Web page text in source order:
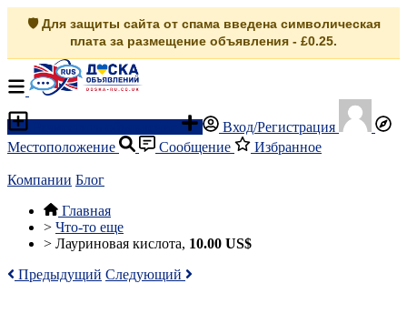
🛡️ Для защиты сайта от спама введена символическая
плата за размещение объявления - £0.25.
Вход/Регистрация
Местоположение
Сообщение Избранное
Компании Блог
Главная
> Что-то еще
> Лауриновая кислота, 10.00 US$
Предыдущий Следующий